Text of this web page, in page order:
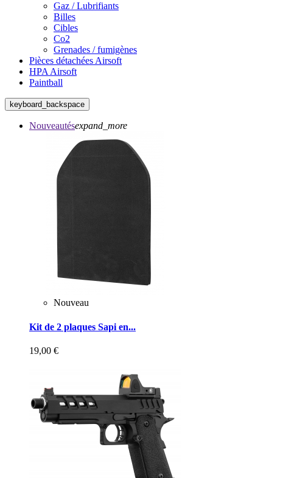
Gaz / Lubrifiants
Billes
Cibles
Co2
Grenades / fumigènes
Pièces détachées Airsoft
HPA Airsoft
Paintball
keyboard_backspace
Nouveautésexpand_more
Nouveau
Kit de 2 plaques Sapi en...
19,00 €